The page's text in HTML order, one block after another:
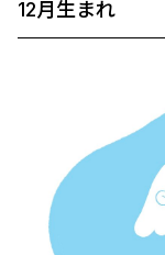
12月生まれ